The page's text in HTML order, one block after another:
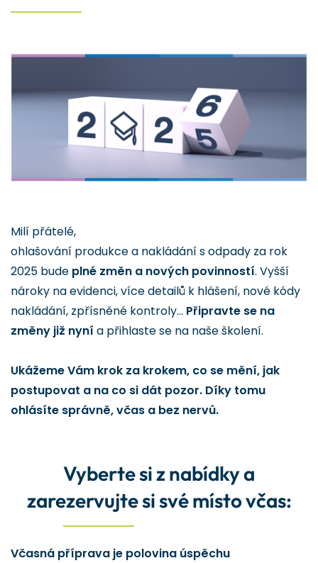
Milí přátelé,
ohlašování produkce a nakládání s odpady za rok
2025 bude plné změn a nových povinností. Vyšší
nároky na evidenci, více detailů k hlášení, nové kódy
nakládání, zpřísněné kontroly… Připravte se na
změny již nyní a přihlaste se na naše školení.
Ukážeme Vám krok za krokem, co se mění, jak
postupovat a na co si dát pozor. Díky tomu
ohlásíte správně, včas a bez nervů.
Vyberte si z nabídky a
zarezervujte si své místo včas:
Včasná příprava je polovina úspěchu